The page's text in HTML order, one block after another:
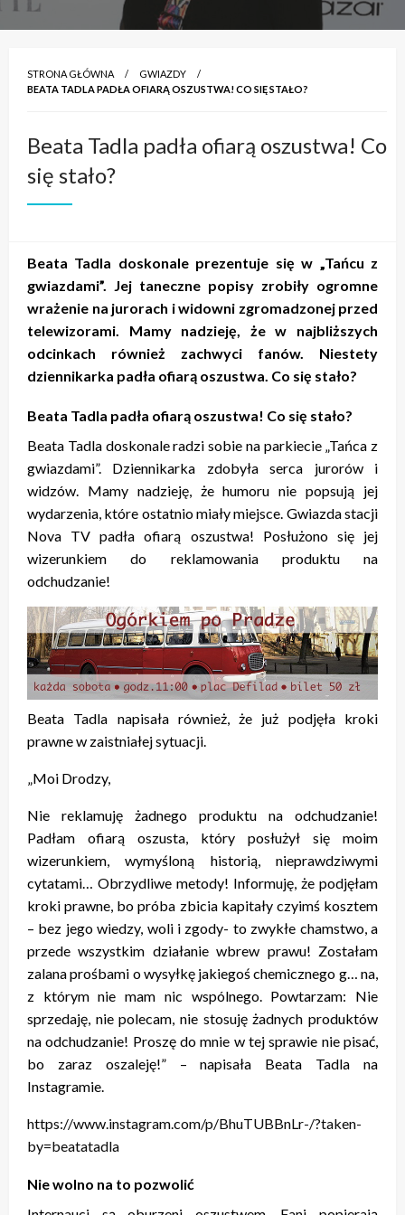
STRONA GŁÓWNA
GWIAZDY
BEATA TADLA PADŁA OFIARĄ OSZUSTWA! CO SIĘ STAŁO?
Beata Tadla padła ofiarą oszustwa! Co
się stało?
Beata Tadla doskonale prezentuje się w „Tańcu z
gwiazdami”. Jej taneczne popisy zrobiły ogromne
wrażenie na jurorach i widowni zgromadzonej przed
telewizorami. Mamy nadzieję, że w najbliższych
odcinkach również zachwyci fanów. Niestety
dziennikarka padła ofiarą oszustwa. Co się stało?
Beata Tadla padła ofiarą oszustwa! Co się stało?
Beata Tadla doskonale radzi sobie na parkiecie „Tańca z
gwiazdami”. Dziennikarka zdobyła serca jurorów i
widzów. Mamy nadzieję, że humoru nie popsują jej
wydarzenia, które ostatnio miały miejsce. Gwiazda stacji
Nova TV padła ofiarą oszustwa! Posłużono się jej
wizerunkiem do reklamowania produktu na
odchudzanie!
Beata Tadla napisała również, że już podjęła kroki
prawne w zaistniałej sytuacji.
„Moi Drodzy,
Nie reklamuję żadnego produktu na odchudzanie!
Padłam ofiarą oszusta, który posłużył się moim
wizerunkiem, wymyśloną historią, nieprawdziwymi
cytatami… Obrzydliwe metody! Informuję, że podjęłam
kroki prawne, bo próba zbicia kapitały czyimś kosztem
– bez jego wiedzy, woli i zgody- to zwykłe chamstwo, a
przede wszystkim działanie wbrew prawu! Zostałam
zalana prośbami o wysyłkę jakiegoś chemicznego g… na,
z którym nie mam nic wspólnego. Powtarzam: Nie
sprzedaję, nie polecam, nie stosuję żadnych produktów
na odchudzanie! Proszę do mnie w tej sprawie nie pisać,
bo zaraz oszaleję!” – napisała Beata Tadla na
Instagramie.
https://www.instagram.com/p/BhuTUBBnLr-/?taken-
by=beatatadla
Nie wolno na to pozwolić